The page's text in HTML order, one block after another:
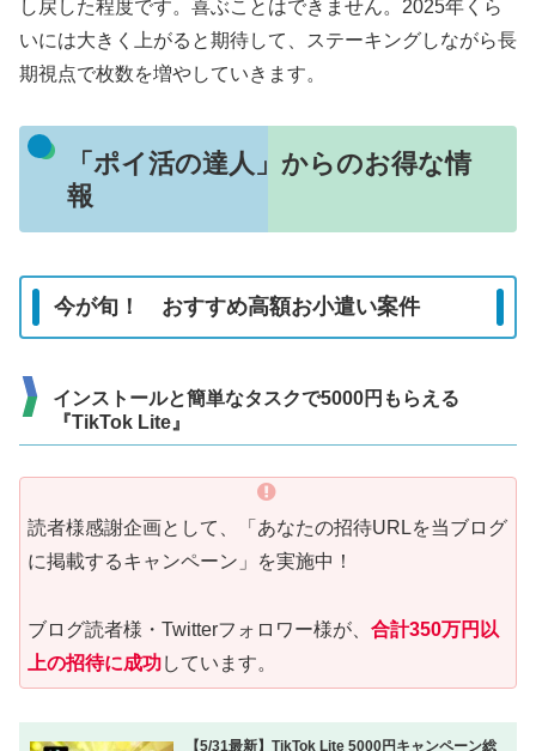
し戻した程度です。喜ぶことはできません。2025年くら
いには大きく上がると期待して、ステーキングしながら長
期視点で枚数を増やしていきます。
「ポイ活の達人」からのお得な情
報
今が旬！ おすすめ高額お小遣い案件
インストールと簡単なタスクで5000円もらえる
『TikTok Lite』
読者様感謝企画として、「あなたの招待URLを当ブログ
に掲載するキャンペーン」を実施中！
ブログ読者様・Twitterフォロワー様が、 合計350万円以
上の招待に成功しています。
【5/31最新】TikTok Lite 5000円キャンペーン総